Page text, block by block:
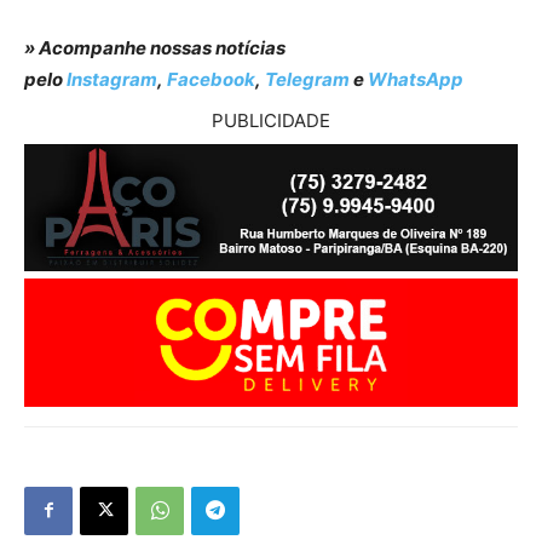
» Acompanhe nossas notícias
peloInstagram, Facebook, Telegram e WhatsApp
PUBLICIDADE